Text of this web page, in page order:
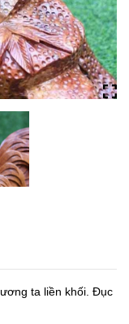
ta liền khối. Đục